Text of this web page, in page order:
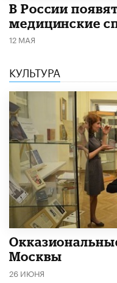
В России
медицинские
12 МАЯ
КУЛЬТУРА
Москвы
26 ИЮНЯ